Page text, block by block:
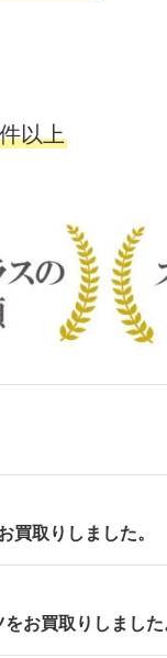
以上
買取りしました。
お買取りしました